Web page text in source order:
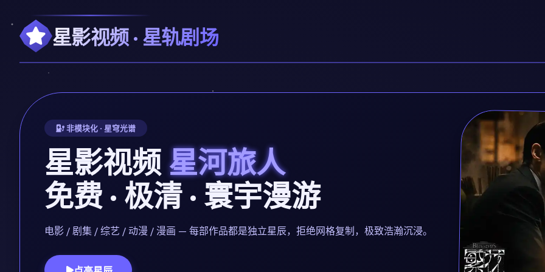
星影视频 · 星轨剧场
非模块化 · 星穹光谱
星影视频星河旅人
免费 · 极清 · 寰宇漫游
电影 / 剧集 / 综艺 / 动漫 / 漫画 — 每部作品都是独立星辰，拒绝网格复制，极致浩瀚沉浸。